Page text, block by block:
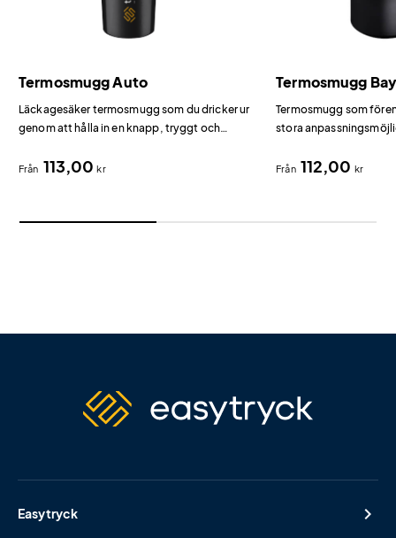
Termosmugg Auto
Läckagesäker termosmugg som du dricker ur
genom att hålla in en knapp, tryggt och
Från 113,00kr
Termosmugg
Termosmugg som
stora
Från 112,00 kr
Easytryck